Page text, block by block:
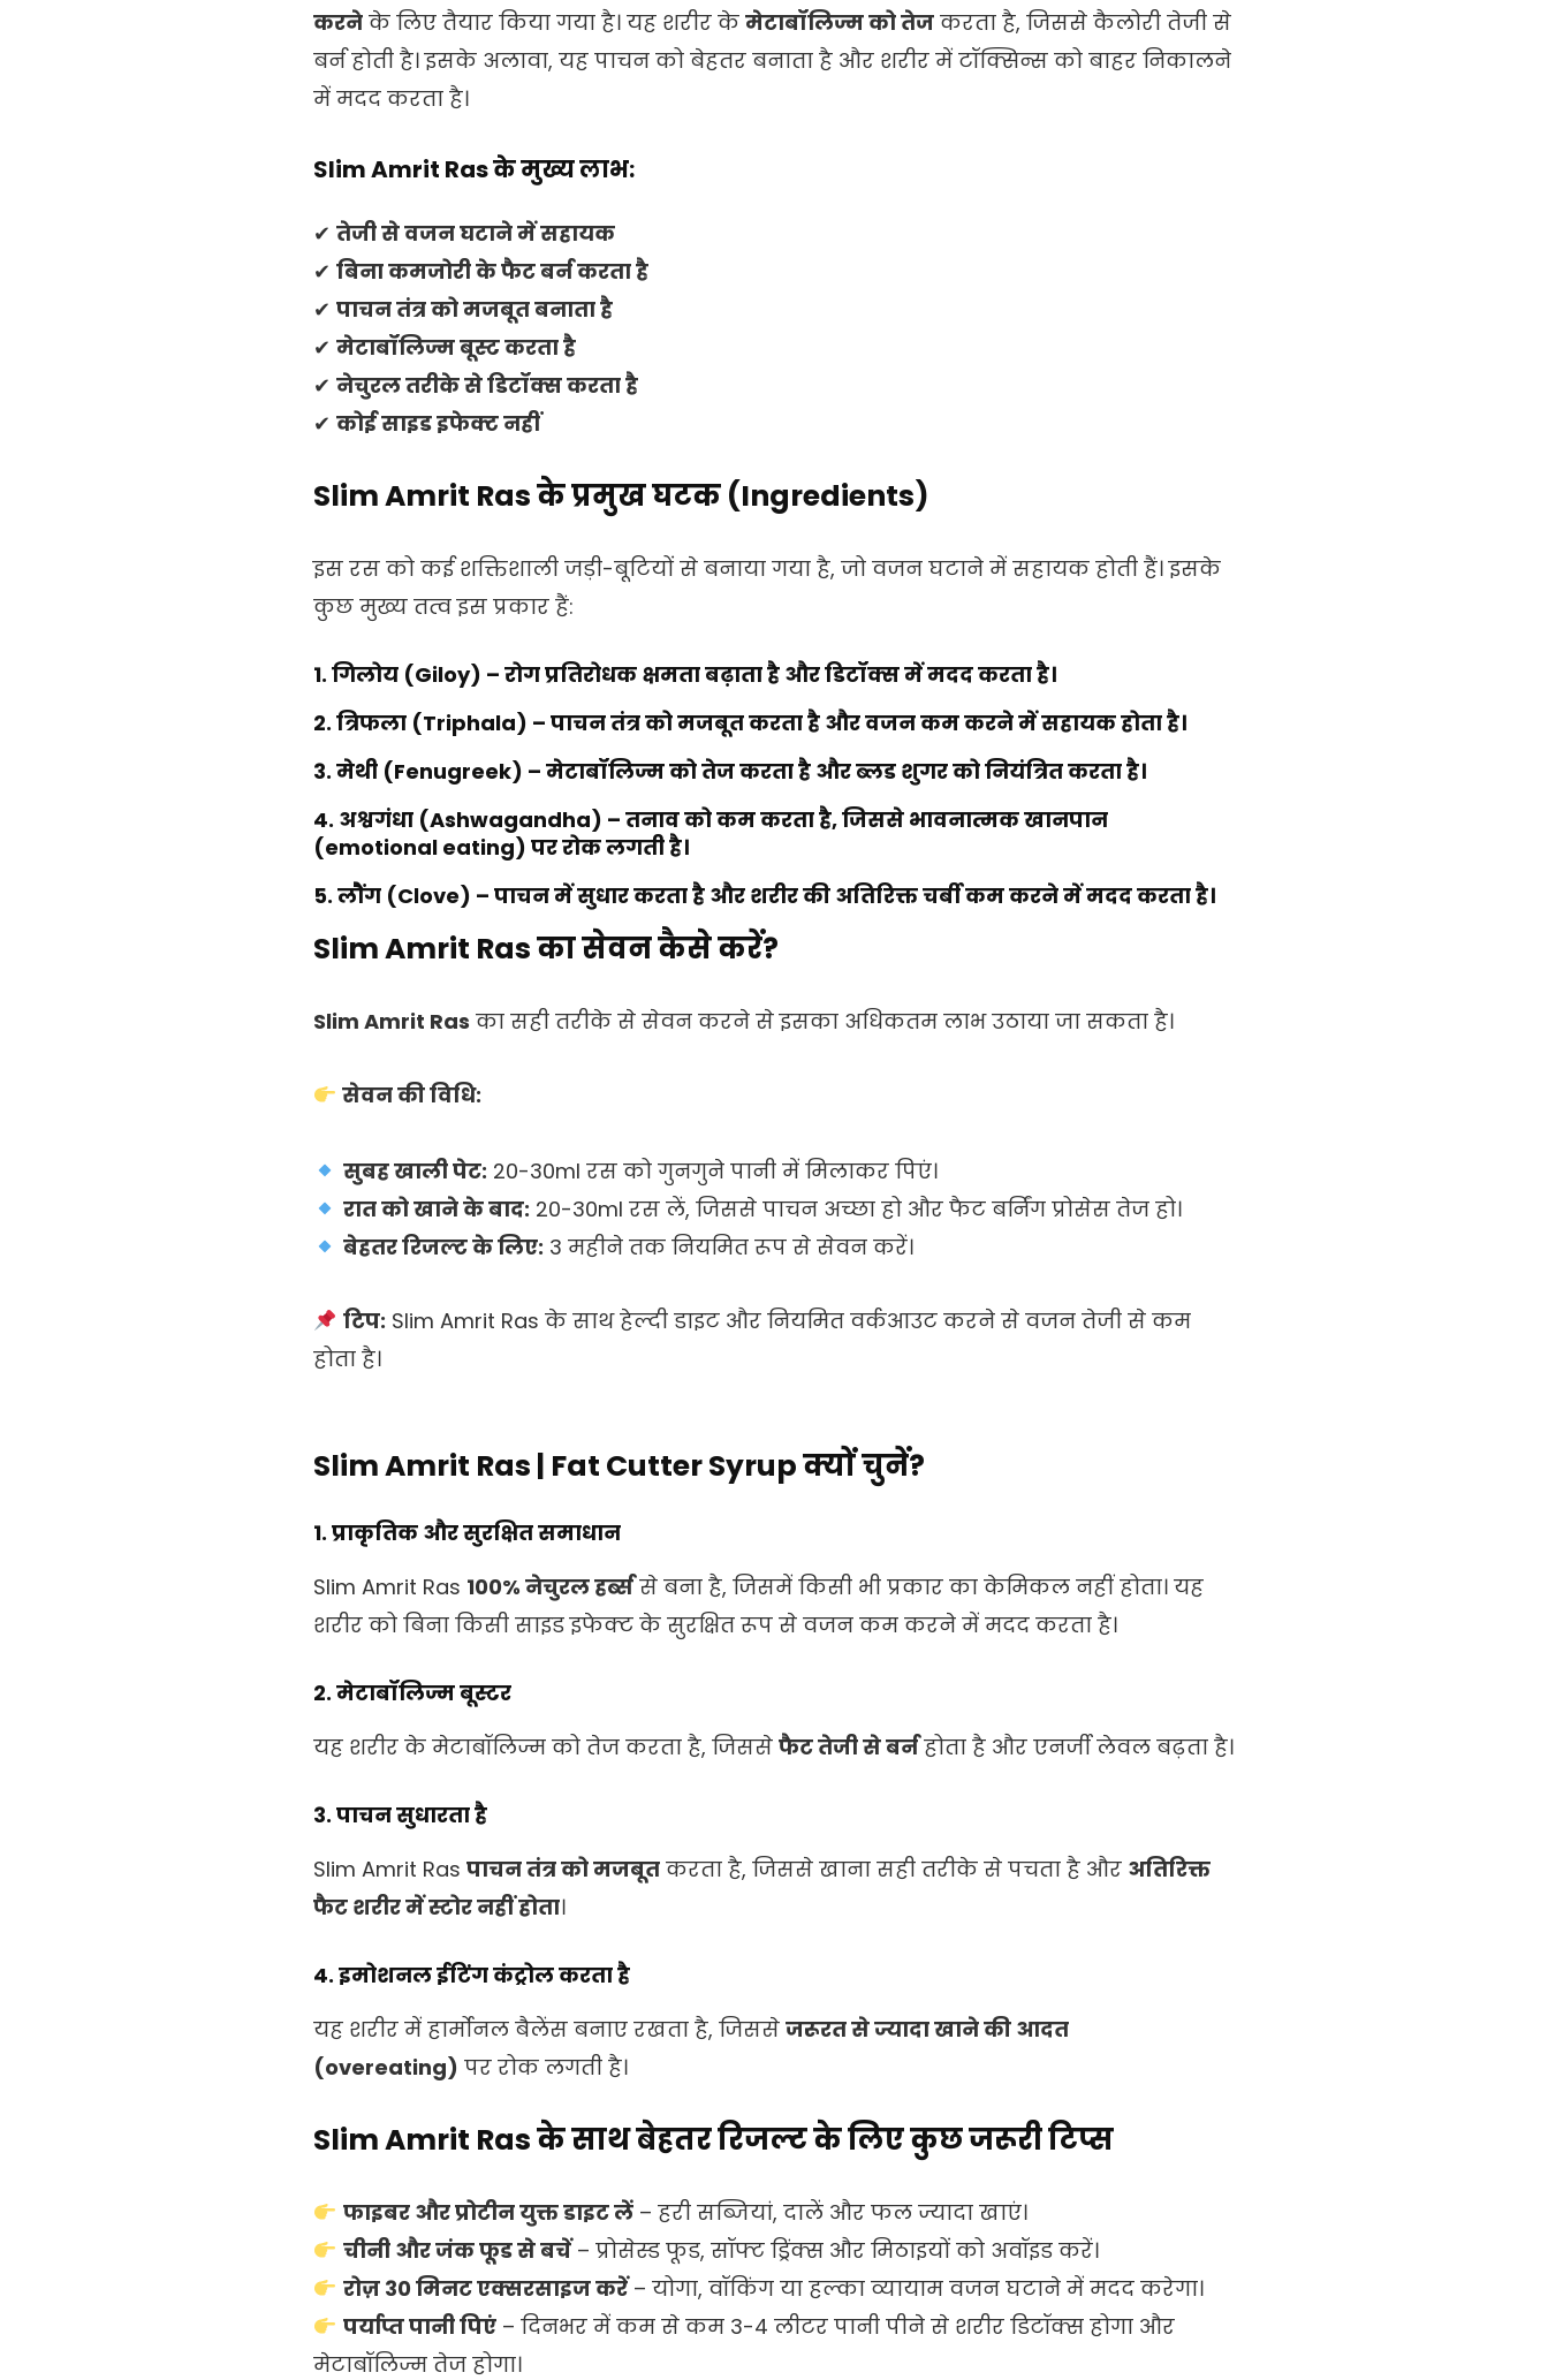
करने के लिए तैयार किया गया है। यह शरीर के मेटाबॉलिज्म को तेज करता है, जिससे कैलोरी तेजी से
बर्न होती है। इसके अलावा, यह पाचन को बेहतर बनाता है और शरीर में टॉक्सिन्स को बाहर निकालने
में मदद करता है।
Slim Amrit Ras के मुख्य लाभ:
✔ तेजी से वजन घटाने में सहायक
✔ बिना कमजोरी के फैट बर्न करता है
✔ पाचन तंत्र को मजबूत बनाता है
✔ मेटाबॉलिज्म बूस्ट करता है
✔ नेचुरल तरीके से डिटॉक्स करता है
✔ कोई साइड इफेक्ट नहीं
Slim Amrit Ras के प्रमुख घटक (Ingredients)
इस रस को कई शक्तिशाली जड़ी-बूटियों से बनाया गया है, जो वजन घटाने में सहायक होती हैं। इसके
कुछ मुख्य तत्व इस प्रकार हैं:
1. गिलोय (Giloy) – रोग प्रतिरोधक क्षमता बढ़ाता है और डिटॉक्स में मदद करता है।
2. त्रिफला (Triphala) – पाचन तंत्र को मजबूत करता है और वजन कम करने में सहायक होता है।
3. मेथी (Fenugreek) – मेटाबॉलिज्म को तेज करता है और ब्लड शुगर को नियंत्रित करता है।
4. अश्वगंधा (Ashwagandha) – तनाव को कम करता है, जिससे भावनात्मक खानपान
(emotional eating) पर रोक लगती है।
5. लौंग (Clove) – पाचन में सुधार करता है और शरीर की अतिरिक्त चर्बी कम करने में मदद करता है।
Slim Amrit Ras का सेवन कैसे करें?
Slim Amrit Ras का सही तरीके से सेवन करने से इसका अधिकतम लाभ उठाया जा सकता है।
सेवन की विधि:
सुबह खाली पेट: 20-30ml रस को गुनगुने पानी में मिलाकर पिएं।
रात को खाने के बाद: 20-30ml रस लें, जिससे पाचन अच्छा हो और फैट बर्निंग प्रोसेस तेज हो।
बेहतर रिजल्ट के लिए: 3 महीने तक नियमित रूप से सेवन करें।
टिप: Slim Amrit Ras के साथ हेल्दी डाइट और नियमित वर्कआउट करने से वजन तेजी से कम
होता है।
Slim Amrit Ras | Fat Cutter Syrup क्यों चुनें?
1. प्राकृतिक और सुरक्षित समाधान
Slim Amrit Ras 100% नेचुरल हर्ब्ससे बना है, जिसमें किसी भी प्रकार का केमिकल नहीं होता। यह
शरीर को बिना किसी साइड इफेक्ट के सुरक्षित रूप से वजन कम करने में मदद करता है।
2. मेटाबॉलिज्म बूस्टर
यह शरीर के मेटाबॉलिज्म को तेज करता है, जिससे फैट तेजी से बर्नहोता है और एनर्जी लेवल बढ़ता है।
3. पाचन सुधारता है
Slim Amrit Ras पाचन तंत्र को मजबूत करता है, जिससे खाना सही तरीके से पचता है और अतिरिक्त
फैट शरीर में स्टोर नहीं होता।
4. इमोशनल ईटिंग कंट्रोल करता है
यह शरीर में हार्मोनल बैलेंस बनाए रखता है, जिससे जरूरत से ज्यादा खाने की आदत
(overeating) पर रोक लगती है।
Slim Amrit Ras के साथ बेहतर रिजल्ट के लिए कुछ जरूरी टिप्स
फाइबर और प्रोटीन युक्त डाइट लें– हरी सब्जियां, दालें और फल ज्यादा खाएं।
चीनी और जंक फूड से बचें– प्रोसेस्ड फूड, सॉफ्ट ड्रिंक्स और मिठाइयों को अवॉइड करें।
रोज़ 30 मिनट एक्सरसाइज करें– योगा, वॉकिंग या हल्का व्यायाम वजन घटाने में मदद करेगा।
पर्याप्त पानी पिएं– दिनभर में कम से कम 3-4 लीटर पानी पीने से शरीर डिटॉक्स होगा और
मेटाबॉलिज्म तेज होगा।